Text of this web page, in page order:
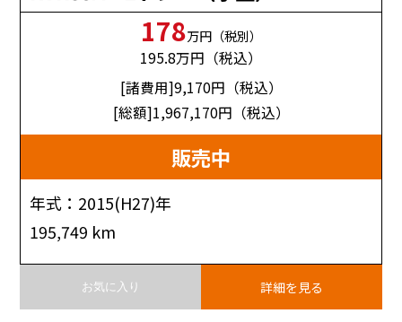
178万円（税別）
195.8万円（税込）
[諸費用]9,170円（税込）
[総額]1,967,170円（税込）
販売中
年式：2015(H27)年
195,749 km
お気に入り 詳細を見る